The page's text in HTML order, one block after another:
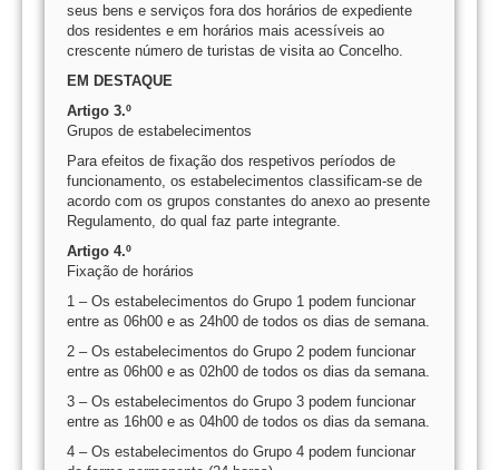
seus bens e serviços fora dos horários de expediente
dos residentes e em horários mais acessíveis ao
crescente número de turistas de visita ao Concelho.
EM DESTAQUE
Artigo 3.º
Grupos de estabelecimentos
Para efeitos de fixação dos respetivos períodos de
funcionamento, os estabelecimentos classificam-se de
acordo com os grupos constantes do anexo ao presente
Regulamento, do qual faz parte integrante.
Artigo 4.º
Fixação de horários
1 – Os estabelecimentos do Grupo 1 podem funcionar
entre as 06h00 e as 24h00 de todos os dias de semana.
2 – Os estabelecimentos do Grupo 2 podem funcionar
entre as 06h00 e as 02h00 de todos os dias da semana.
3 – Os estabelecimentos do Grupo 3 podem funcionar
entre as 16h00 e as 04h00 de todos os dias da semana.
4 – Os estabelecimentos do Grupo 4 podem funcionar